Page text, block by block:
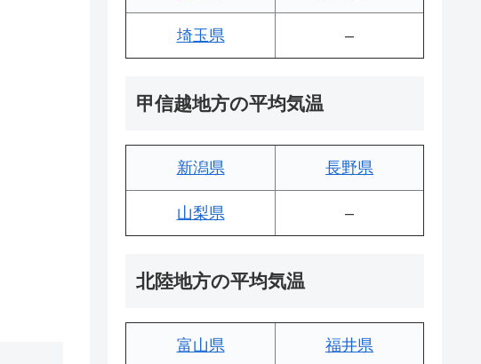
埼玉県 –
甲信越地方の平均気温
新潟県 長野県
山梨県 –
北陸地方の平均気温
富山県 福井県